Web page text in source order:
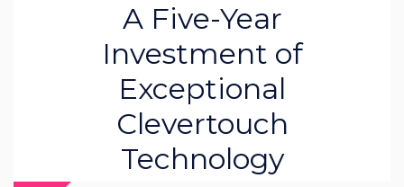
A Five-Year
Investment of
Exceptional
Clevertouch
Technology